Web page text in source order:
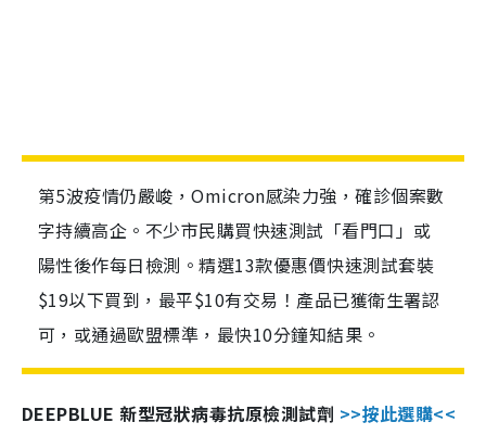
第5波疫情仍嚴峻，Omicron感染力強，確診個案數
字持續高企。不少市民購買快速測試「看門口」或
陽性後作每日檢測。精選13款優惠價快速測試套裝
$19以下買到，最平$10有交易！產品已獲衛生署認
可，或通過歐盟標準，最快10分鐘知結果。
DEEPBLUE 新型冠狀病毒抗原檢測試劑 >>按此選購<<